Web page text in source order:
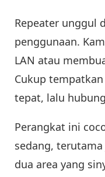
Repeater unggul
penggunaan.
LAN atau
Cukup
tepat, lalu
Perangkat ini
sedang,
dua area yang